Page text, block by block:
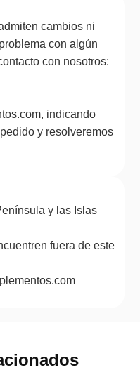
cambios ni
con algún
con nosotros:
indicando
y resolveremos
y las Islas
fuera de este